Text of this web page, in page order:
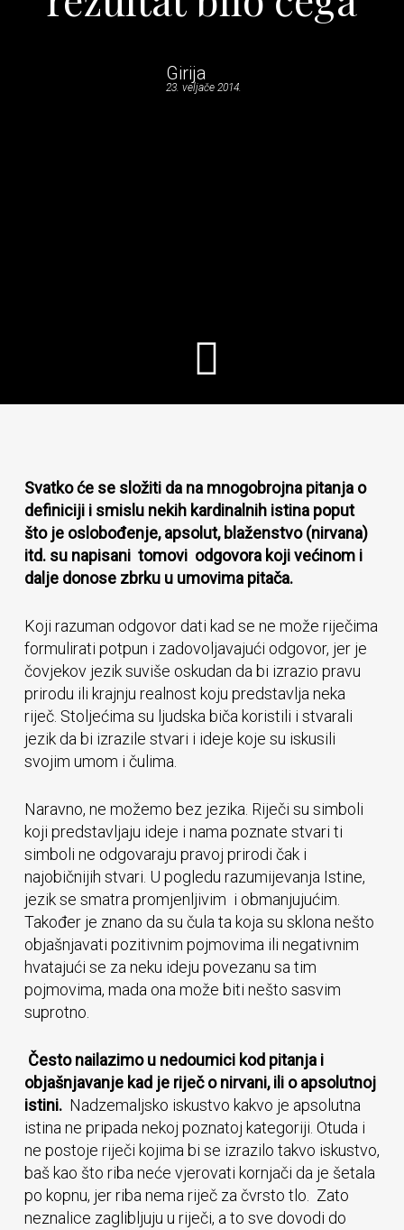
Girija
23. veljače 2014.
Svatko će se složiti da na mnogobrojna pitanja o
definiciji i smislu nekih kardinalnih istina poput
što je oslobođenje, apsolut, blaženstvo (nirvana)
itd. su napisani tomovi odgovora koji većinom i
dalje donose zbrku u umovima pitača.
Koji razuman odgovor dati kad se ne može riječima
formulirati potpun i zadovoljavajući odgovor, jer je
čovjekov jezik suviše oskudan da bi izrazio pravu
prirodu ili krajnju realnost koju predstavlja neka
riječ. Stoljećima su ljudska biča koristili i stvarali
jezik da bi izrazile stvari i ideje koje su iskusili
svojim umom i čulima.
Naravno, ne možemo bez jezika. Riječi su simboli
koji predstavljaju ideje i nama poznate stvari ti
simboli ne odgovaraju pravoj prirodi čak i
najobičnijih stvari. U pogledu razumijevanja Istine,
jezik se smatra promjenljivim i obmanjujućim.
Također je znano da su čula ta koja su sklona nešto
objašnjavati pozitivnim pojmovima ili negativnim
hvatajući se za neku ideju povezanu sa tim
pojmovima, mada ona može biti nešto sasvim
suprotno.
Često nailazimo u nedoumici kod pitanja i
objašnjavanje kad je riječ o nirvani, ili o apsolutnoj
istini. Nadzemaljsko iskustvo kakvo je apsolutna
istina ne pripada nekoj poznatoj kategoriji. Otuda i
ne postoje riječi kojima bi se izrazilo takvo iskustvo,
baš kao što riba neće vjerovati kornjači da je šetala
po kopnu, jer riba nema riječ za čvrsto tlo. Zato
neznalice zaglibljuju u riječi, a to sve dovodi do